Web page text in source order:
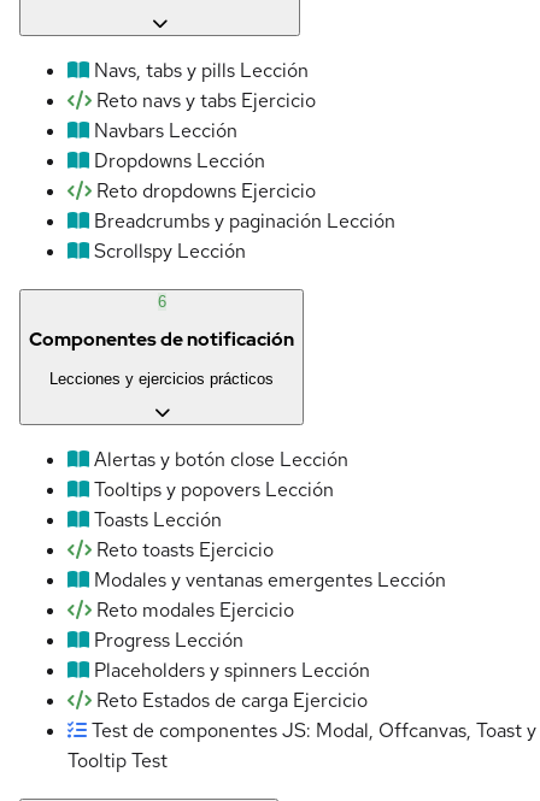
Navs, tabs y pills Lección
Reto navs y tabs Ejercicio
Navbars Lección
Dropdowns Lección
Reto dropdowns Ejercicio
Breadcrumbs y paginación Lección
Scrollspy Lección
6
Componentes de notificación
Lecciones y ejercicios prácticos
Alertas y botón close Lección
Tooltips y popovers Lección
Toasts Lección
Reto toasts Ejercicio
Modales y ventanas emergentes Lección
Reto modales Ejercicio
Progress Lección
Placeholders y spinners Lección
Reto Estados de carga Ejercicio
Test de componentes JS: Modal, Offcanvas, Toast y
TooltipTest